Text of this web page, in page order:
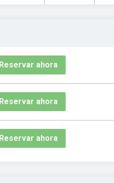
Reservar ahora
Reservar ahora
Reservar ahora